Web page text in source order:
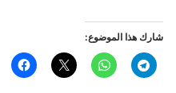
شارك هذا الموضوع: